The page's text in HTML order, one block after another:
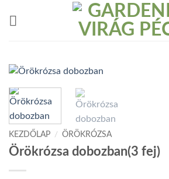
KEZDŐLAP / ÖRÖKRÓZSA
Örökrózsa dobozban(3 fej)